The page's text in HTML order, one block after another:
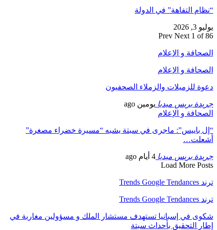
“نظام التفاهة” في الدولة
يوليو 3, 2026
Prev Next 1 of 86
الصحافة و الإعلام
الصحافة و الإعلام
دعوة للزميلات والزملاء الصحفيون
جريدة بريس ميديا يومين ago
الصحافة و الإعلام
“إل باييس”: ماجرى في سبتة يشبه “مسيرة خضراء مصغرة”
أشعلت…
جريدة بريس ميديا 4 أيام ago
Load More Posts
ترند Trends Google Tendances
ترند Trends Google Tendances
شكوى في إسبانيا تستهدف مستشار الملك و مسؤولين مغاربة في
إطار التحقيق بأحداث سبتة